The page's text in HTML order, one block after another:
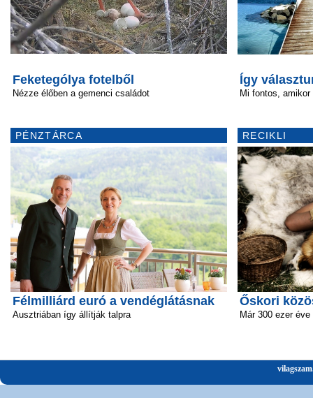
Feketególya fotelből
Nézze élőben a gemenci családot
PÉNZTÁRCA
Félmilliárd euró a vendéglátásnak
Ausztriában így állítják talpra
Így
Mi fontos,
RECIKLI
Őskori
Már 300 ezer